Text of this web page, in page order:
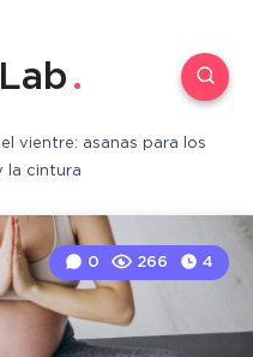
vientre: asanas para los
la cintura
0 266 4